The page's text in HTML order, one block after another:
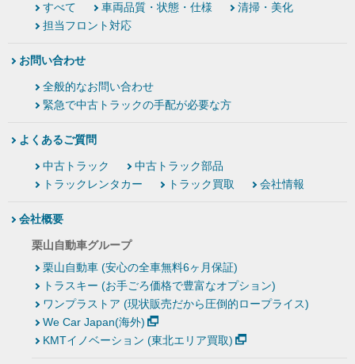
すべて 車両品質・状態・仕様
清掃・美化
担当フロント対応
お問い合わせ
全般的なお問い合わせ
緊急で中古トラックの手配が必要な方
よくあるご質問
中古トラック
中古トラック部品
トラックレンタカー
トラック買取 会社情報
会社概要
栗山自動車グループ
栗山自動車 (安心の全車無料6ヶ月保証)
トラスキー (お手ごろ価格で豊富なオプション)
ワンプラストア (現状販売だから圧倒的ロープライス)
We Car Japan(海外)
KMTイノベーション (東北エリア買取)